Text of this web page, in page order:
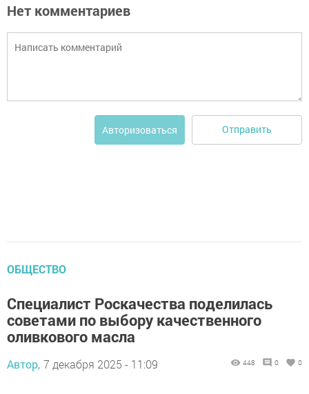
Нет комментариев
Авторизоваться Отправить
ОБЩЕСТВО
Специалист Роскачества поделилась
советами по выбору качественного
оливкового масла
Автор, 7 декабря 2025 - 11:09 448 0 0